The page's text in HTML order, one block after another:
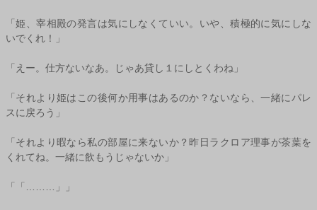
「姫、宰相殿の発言は気にしなくていい。いや、積極的に気にしな
いでくれ！」
「えー。仕方ないなあ。じゃあ貸し１にしとくわね」
「それより姫はこの後何か用事はあるのか？ないなら、一緒にパレ
スに戻ろう」
「それより暇なら私の部屋に来ないか？昨日ラクロア理事が茶葉を
くれてね。一緒に飲もうじゃないか」
「「………」」